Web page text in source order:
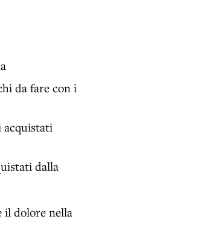
da fare con i
acquistati
dalla
il dolore nella